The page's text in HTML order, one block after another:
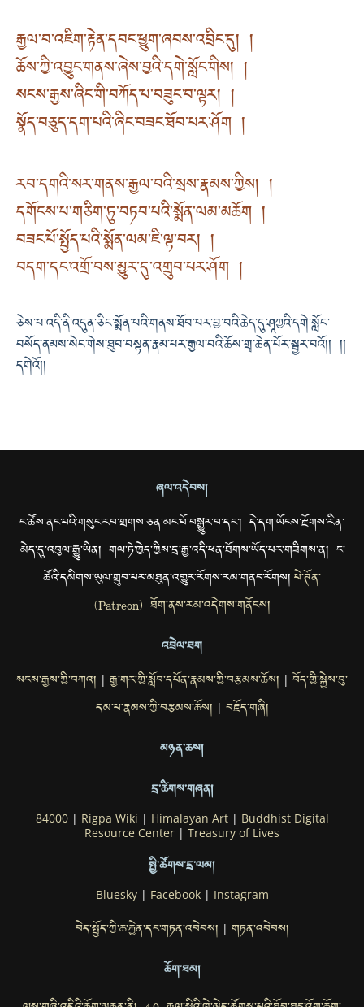
རྒྱལ་བ་འཇིག་རྟེན་དབང་ཕྱུག་ཞབས་འབྲིང་དུ། །
ཆོས་ཀྱི་འབྱུང་གནས་ཞེས་བྱའི་དགེ་སློང་གིས། །
སངས་རྒྱས་ཞིང་གི་བཀོད་པ་བཟུང་བ་ལྟར། །
སྣོད་བཅུད་དག་པའི་ཞིང་བཟང་ཐོབ་པར་ཤོག །
རབ་དགའི་སར་གནས་རྒྱལ་བའི་སྲས་རྣམས་ཀྱིས། །
དགོངས་པ་གཅིག་ཏུ་བཏབ་པའི་སྨོན་ལམ་མཆོག །
བཟང་པོ་སྤྱོད་པའི་སྨོན་ལམ་ཇི་ལྟ་བར། །
བདག་དང་འགྲོ་བས་མྱུར་དུ་འགྲུབ་པར་ཤོག །
ཅེས་པ་འདི་ནི་འདུན་ཅིང་སྨོན་པའི་གནས་ཐོབ་པར་བྱ་བའི་ཆེད་དུ་ཤཱཀྱའི་དགེ་སློང་
བསོད་ནམས་སེང་གེས་ཐུབ་བསྟན་རྣམ་པར་རྒྱལ་བའི་ཆོས་གྲྭ་ཆེན་པོར་སྦྱར་བའོ།། །།
དགེའོ།།
ཞལ་འདེབས།
ང་ཚོས་ནང་པའི་གསུང་རབ་གྲགས་ཅན་མང་པོ་བསྒྱུར་བ་དང་། དེ་དག་ཡོངས་རྫོགས་རིན་
མེད་དུ་འབུལ་རྒྱུ་ཡིན། གལ་ཏེ་ཁྱེད་ཀྱིས་དྲ་རྒྱ་འདི་ཕན་ཐོགས་ཡོད་པར་གཟིགས་ན། ང་
ཚོའི་དམིགས་ཡུལ་གྲུབ་པར་མཐུན་འགྱུར་རོགས་རམ་གནང་རོགས།པེ་ཊོན་
(Patreon) ཐོག་ནས་རམ་འདེགས་གནོངས།
འབྲེལ་ཐག
སངས་རྒྱས་ཀྱི་བཀའ། རྒྱ་གར་གྱི་སློབ་དཔོན་རྣམས་ཀྱི་བརྩམས་ཆོས། བོད་གྱི་སྐྱེས་བུ་
དམ་པ་རྣམས་ཀྱི་བརྩམས་ཆོས། བརྗོད་གཞི།
མཉན་ཆས།
དྲ་ཚིགས་གཞན།
84000| Rigpa Wiki Himalayan Art| Buddhist Digital
Resource Center
Treasury of Lives
སྤྱི་ཚོགས་དྲ་ལམ།
Bluesky| Facebook| Instagram
བེད་སྤྱོད་ཀྱི་ཆ་རྐྱེན་དང་གཏན་འབེབས། གཏན་འབེབས།
ཆོག་ཐམ།